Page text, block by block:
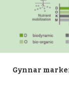
Gynnar